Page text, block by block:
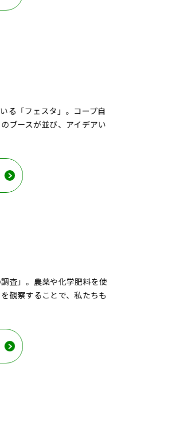
る「フェスタ」。コープ自
ブースが並び、アイデアい
査」。農薬や化学肥料を使
観察することで、私たちも